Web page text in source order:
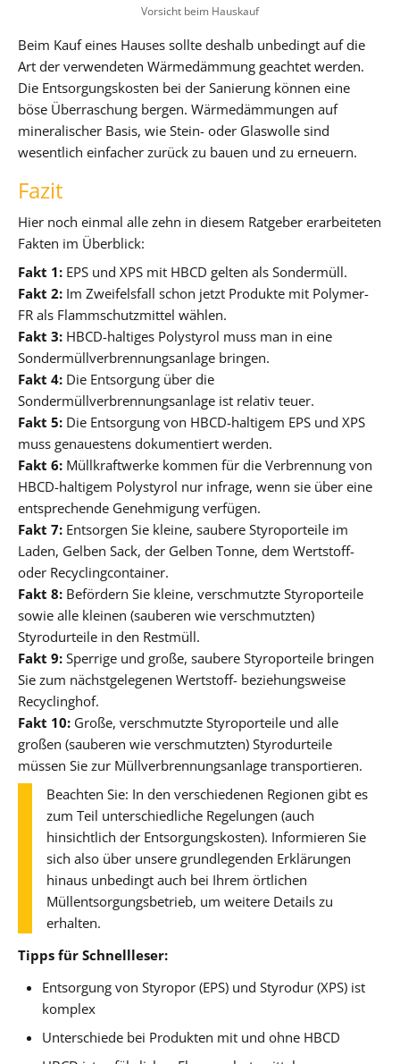
Vorsicht beim Hauskauf
Beim Kauf eines Hauses sollte deshalb unbedingt auf die
Art der verwendeten Wärmedämmung geachtet werden.
Die Entsorgungskosten bei der Sanierung können eine
böse Überraschung bergen. Wärmedämmungen auf
mineralischer Basis, wie Stein- oder Glaswolle sind
wesentlich einfacher zurück zu bauen und zu erneuern.
Fazit
Hier noch einmal alle zehn in diesem Ratgeber erarbeiteten
Fakten im Überblick:
Fakt 1: EPS und XPS mit HBCD gelten als Sondermüll.
Fakt 2: Im Zweifelsfall schon jetzt Produkte mit Polymer-
FR als Flammschutzmittel wählen.
Fakt 3: HBCD-haltiges Polystyrol muss man in eine
Sondermüllverbrennungsanlage bringen.
Fakt 4: Die Entsorgung über die
Sondermüllverbrennungsanlage ist relativ teuer.
Fakt 5: Die Entsorgung von HBCD-haltigem EPS und XPS
muss genauestens dokumentiert werden.
Fakt 6: Müllkraftwerke kommen für die Verbrennung von
HBCD-haltigem Polystyrol nur infrage, wenn sie über eine
entsprechende Genehmigung verfügen.
Fakt 7: Entsorgen Sie kleine, saubere Styroporteile im
Laden, Gelben Sack, der Gelben Tonne, dem Wertstoff-
oder Recyclingcontainer.
Fakt 8: Befördern Sie kleine, verschmutzte Styroporteile
sowie alle kleinen (sauberen wie verschmutzten)
Styrodurteile in den Restmüll.
Fakt 9: Sperrige und große, saubere Styroporteile bringen
Sie zum nächstgelegenen Wertstoff- beziehungsweise
Recyclinghof.
Fakt 10: Große, verschmutzte Styroporteile und alle
großen (sauberen wie verschmutzten) Styrodurteile
müssen Sie zur Müllverbrennungsanlage transportieren.
Beachten Sie: In den verschiedenen Regionen gibt es
zum Teil unterschiedliche Regelungen (auch
hinsichtlich der Entsorgungskosten). Informieren Sie
sich also über unsere grundlegenden Erklärungen
hinaus unbedingt auch bei Ihrem örtlichen
Müllentsorgungsbetrieb, um weitere Details zu
erhalten.
Tipps für Schnellleser:
Entsorgung von Styropor (EPS) und Styrodur (XPS) ist
komplex
Unterschiede bei Produkten mit und ohne HBCD